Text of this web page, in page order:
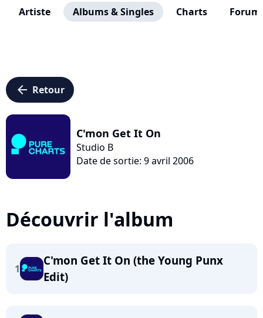
Artiste Albums & Singles Charts
arrow_left Retour
C'mon Get It On
Studio B
Date de sortie: 9 avril 2006
Découvrir l'album
1
C'mon Get It On (the Young Punx
Edit)